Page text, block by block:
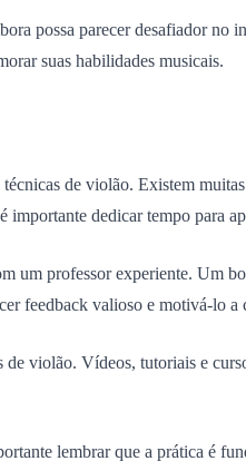
possa parecer desafiador
suas habilidades musicais.
de violão. Existem
dedicar tempo para
um professor experiente. Um
feedback valioso e motivá-lo
violão. Vídeos, tutoriais e
lembrar que a prática é